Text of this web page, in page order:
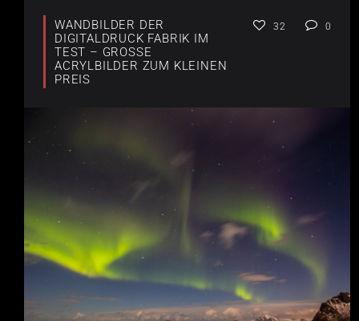
WANDBILDER DER
DIGITALDRUCK FABRIK IM
TEST – GROSSE A
CRYLBILDER ZUM KLEINEN P
REIS
32 0